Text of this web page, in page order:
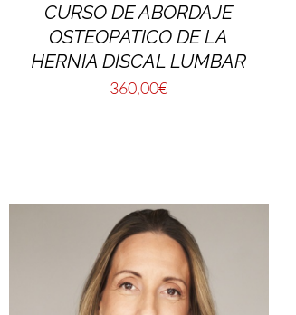
CURSO DE ABORDAJE
OSTEOPATICO DE LA
HERNIA DISCAL LUMBAR
360,00€